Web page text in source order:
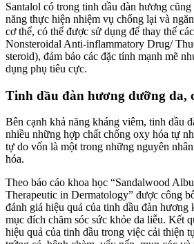
Santalol có trong tinh dầu đàn hương
năng thực hiện nhiệm vụ chống lại và
cơ thể, có thể được sử dụng để thay thế
Nonsteroidal Anti-inflammatory Drug/
steroid), đảm bảo các đặc tính mạnh mẽ
dụng phụ tiêu cực.
Tinh dầu đàn hương dưỡng da,
Bên cạnh khả năng kháng viêm, tinh dầu
nhiều những hợp chất chống oxy hóa tự
tự do vốn là một trong những nguyên
hóa.
Theo báo cáo khoa học “Sandalwood
Therapeutic in Dermatology” được công
đánh giá hiệu quả của tinh dầu đàn
mục đích chăm sóc sức khỏe da liễu. Kết
hiệu quả của tinh dầu trong việc cải thiện